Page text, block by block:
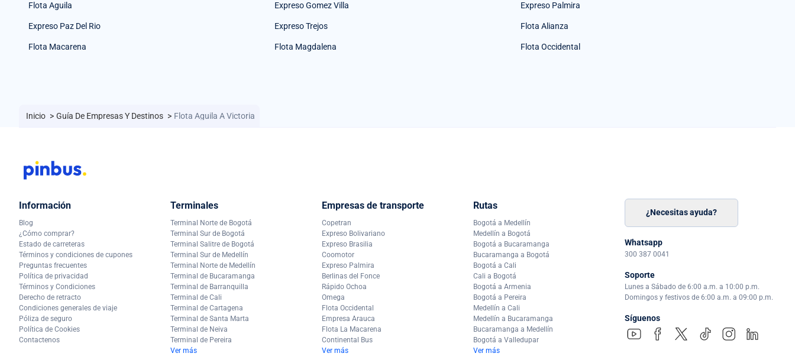
Flota Aguila Expreso Gomez Villa Expreso Palmira
Expreso Paz Del Rio Expreso Trejos Flota Alianza
Flota Macarena Flota Magdalena Flota Occidental
Inicio > Guía De Empresas Y Destinos > Flota Aguila A Victoria
Información
Blog
¿Cómo comprar?
Estado de carreteras
Términos y condiciones de cupones
Preguntas frecuentes
Política de privacidad
Términos y Condiciones
Derecho de retracto
Condiciones generales de viaje
Póliza de seguro
Política de Cookies
Contactenos
Terminales
Terminal Norte de Bogotá
Terminal Sur de Bogotá
Terminal Salitre de Bogotá
Terminal Sur de Medellín
Terminal Norte de Medellín
Terminal de Bucaramanga
Terminal de Barranquilla
Terminal de Cali
Terminal de Cartagena
Terminal de Santa Marta
Terminal de Neiva
Terminal de Pereira
Ver más
Empresas de transporte
Copetran
Expreso Bolivariano
Expreso Brasilia
Coomotor
Expreso Palmira
Berlinas del Fonce
Rápido Ochoa
Omega
Flota Occidental
Empresa Arauca
Flota La Macarena
Continental Bus
Ver más
Rutas
Bogotá a Medellín
Medellín a Bogotá
Bogotá a Bucaramanga
Bucaramanga a Bogotá
Bogotá a Cali
Cali a Bogotá
Bogotá a Armenia
Bogotá a Pereira
Medellín a Cali
Medellín a Bucaramanga
Bucaramanga a Medellín
Bogotá a Valledupar
Ver más
¿Necesitas ayuda?
Whatsapp
300 387 0041
Soporte
Lunes a Sábado de 6:00 a.m. a 10:00 p.m.
Domingos y festivos de 6:00 a.m. a 09:00 p.m.
Síguenos